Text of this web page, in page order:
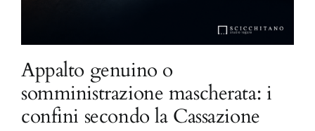
Appalto genuino o
somministrazione mascherata: i
confini secondo la Cassazione